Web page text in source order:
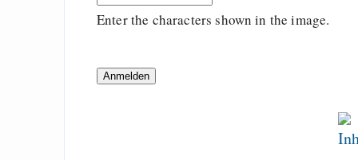
Enter the characters shown in the image.
Wort